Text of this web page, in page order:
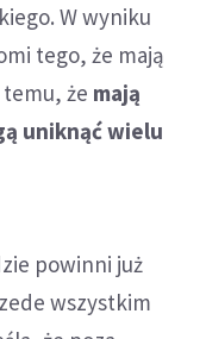
W wyniku
tego, że mają
że mają
uniknąć wielu
powinni już
wszystkim